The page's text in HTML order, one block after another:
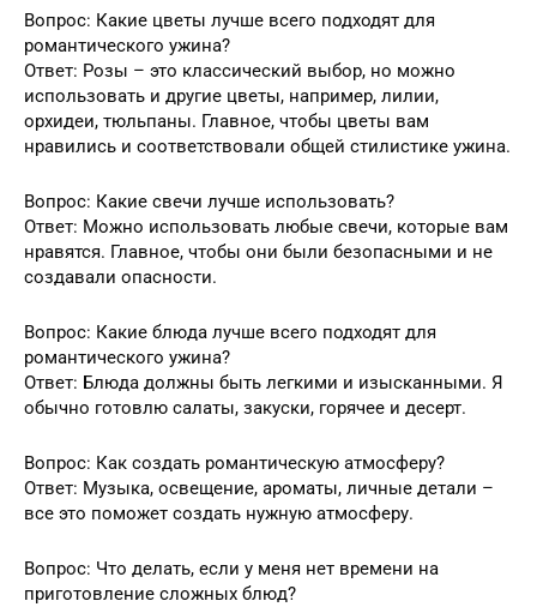
Вопрос: Какие цветы лучше всего подходят для
романтического ужина?
Ответ: Розы – это классический выбор, но можно
использовать и другие цветы, например, лилии,
орхидеи, тюльпаны. Главное, чтобы цветы вам
нравились и соответствовали общей стилистике ужина.
Вопрос: Какие свечи лучше использовать?
Ответ: Можно использовать любые свечи, которые вам
нравятся. Главное, чтобы они были безопасными и не
создавали опасности.
Вопрос: Какие блюда лучше всего подходят для
романтического ужина?
Ответ: Блюда должны быть легкими и изысканными. Я
обычно готовлю салаты, закуски, горячее и десерт.
Вопрос: Как создать романтическую атмосферу?
Ответ: Музыка, освещение, ароматы, личные детали –
все это поможет создать нужную атмосферу.
Вопрос: Что делать, если у меня нет времени на
приготовление сложных блюд?